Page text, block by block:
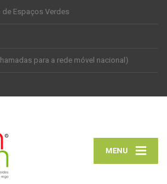
de Espaços Verdes
para a rede móvel nacional)
MENU